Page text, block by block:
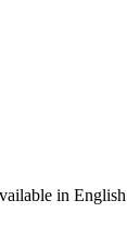
in